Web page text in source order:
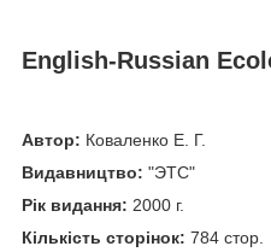
English-Russian
Автор: Коваленко Е. Г.
Видавництво: "ЭТС"
Рік видання: 2000 г.
Кількість сторінок: 784 стор.